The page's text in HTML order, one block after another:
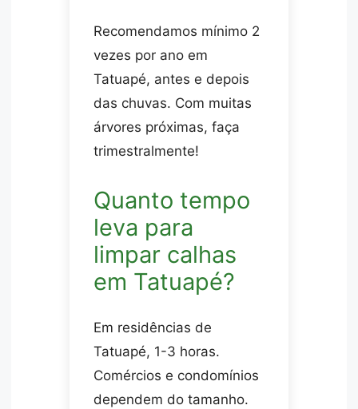
Recomendamos mínimo 2
vezes por ano em
Tatuapé, antes e depois
das chuvas. Com muitas
árvores próximas, faça
trimestralmente!
Quanto tempo
leva para
limpar calhas
em Tatuapé?
Em residências de
Tatuapé, 1-3 horas.
Comércios e condomínios
dependem do tamanho.